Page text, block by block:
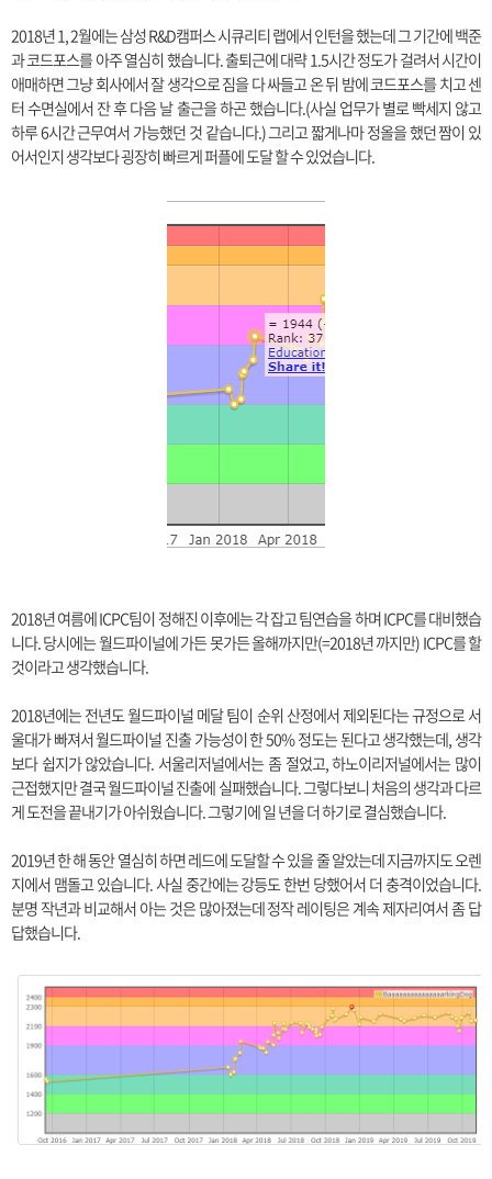
2018년 1, 2월에는 삼성 R&D캠퍼스 시큐리티 랩에서 인턴을 했는데 그 기간에 백준
과 코드포스를 아주 열심히 했습니다. 출퇴근에 대략 1.5시간 정도가 걸려서 시간이
애매하면 그냥 회사에서 잘 생각으로 짐을 다 싸들고 온 뒤 밤에 코드포스를 치고 센
터 수면실에서 잔 후 다음 날 출근을 하곤 했습니다.(사실 업무가 별로 빡세지 않고
하루 6시간 근무여서 가능했던 것 같습니다.) 그리고 짧게나마 정올을 했던 짬이 있
어서인지 생각보다 굉장히 빠르게 퍼플에 도달 할 수 있었습니다.
2018년 여름에 ICPC팀이 정해진 이후에는 각 잡고 팀연습을 하며 ICPC를 대비했습
니다. 당시에는 월드파이널에 가든 못가든 올해까지만(=2018년 까지만) ICPC를 할
것이라고 생각했습니다.
2018년에는 전년도 월드파이널 메달 팀이 순위 산정에서 제외된다는 규정으로 서
울대가 빠져서 월드파이널 진출 가능성이 한 50% 정도는 된다고 생각했는데, 생각
보다 쉽지가 않았습니다. 서울리저널에서는 좀 절었고, 하노이리저널에서는 많이
근접했지만 결국 월드파이널 진출에 실패했습니다. 그렇다보니 처음의 생각과 다르
게 도전을 끝내기가 아쉬웠습니다. 그렇기에 일 년을 더 하기로 결심했습니다.
2019년 한 해 동안 열심히 하면 레드에 도달할 수 있을 줄 알았는데 지금까지도 오렌
지에서 맴돌고 있습니다. 사실 중간에는 강등도 한번 당했어서 더 충격이었습니다.
분명 작년과 비교해서 아는 것은 많아졌는데 정작 레이팅은 계속 제자리여서 좀 답
답했습니다.